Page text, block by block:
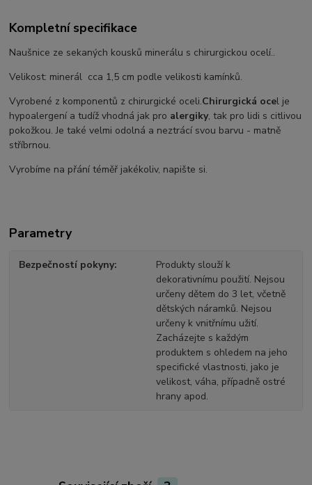
Kompletní specifikace
Naušnice ze sekaných kousků minerálu s chirurgickou ocelí..
Velikost: minerál cca 1,5 cm podle velikosti kamínků.
Vyrobené z komponentů z chirurgické oceli.Chirurgická ocel je
hypoalergení a tudíž vhodná jak pro alergiky, tak pro lidi s citlivou
pokožkou. Je také velmi odolná a neztrácí svou barvu - matně
stříbrnou.
Vyrobíme na přání téměř jakékoliv, napište si.
Parametry
Bezpečností pokyny
Produkty slouží k
dekorativnímu použití. Nejsou
určeny dětem do 3 let, včetně
dětských náramků. Nejsou
určeny k vnitřnímu užití.
Zacházejte s každým
produktem s ohledem na jeho
specifické vlastnosti, jako je
velikost, váha, případně ostré
hrany apod.